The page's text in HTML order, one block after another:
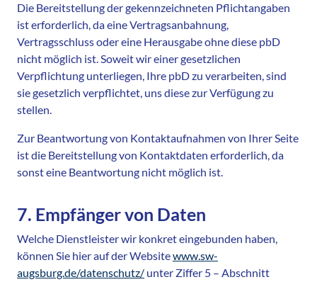
Die Bereitstellung der gekennzeichneten Pflichtangaben
ist erforderlich, da eine Vertragsanbahnung,
Vertragsschluss oder eine Herausgabe ohne diese pbD
nicht möglich ist. Soweit wir einer gesetzlichen
Verpflichtung unterliegen, Ihre pbD zu verarbeiten, sind
sie gesetzlich verpflichtet, uns diese zur Verfügung zu
stellen.
Zur Beantwortung von Kontaktaufnahmen von Ihrer Seite
ist die Bereitstellung von Kontaktdaten erforderlich, da
sonst eine Beantwortung nicht möglich ist.
7. Empfänger von Daten
Welche Dienstleister wir konkret eingebunden haben,
können Sie hier auf der Websitewww.sw-
augsburg.de/datenschutz/ unter Ziffer 5 – Abschnitt